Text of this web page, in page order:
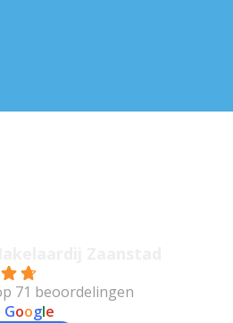
Zaanstad
71 beoordelingen
Google